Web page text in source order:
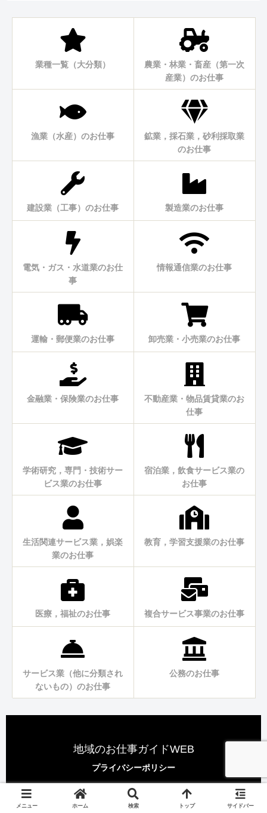
業種一覧（大分類）
農業・林業・畜産（第一次
産業）のお仕事
漁業（水産）のお仕事
鉱業，採石業，砂利採取業
のお仕事
建設業（工事）のお仕事 製造業のお仕事
電気・ガス・水道業のお仕
事
情報通信業のお仕事
運輸・郵便業のお仕事 卸売業・小売業のお仕事
金融業・保険業のお仕事
不動産業・物品賃貸業のお
仕事
学術研究，専門・技術サー
ビス業のお仕事
宿泊業，飲食サービス業の
お仕事
生活関連サービス業，娯楽
業のお仕事
教育，学習支援業のお仕事
医療，福祉のお仕事 複合サービス事業のお仕事
サービス業（他に分類され
ないもの）のお仕事
公務のお仕事
地域のお仕事ガイドWEB
プライバシーポリシー
Copyright © 2024 地域のお仕事ガイドWEB事務局 All Rights
Reserved.
メニュー ホーム 検索 トップ サイドバー